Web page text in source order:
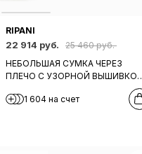
RIPANI
22 914 руб.
25 460 руб.
НЕБОЛЬШАЯ СУМКА ЧЕРЕЗ
ПЛЕЧО С УЗОРНОЙ ВЫШИВКОЙ
1 604 на счет